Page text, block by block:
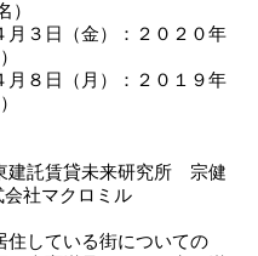
）
月３日（金）：２０２０年
月８日（月）：２０１９年
建託賃貸未来研究所 宗健
会社マクロミル
住している街についての